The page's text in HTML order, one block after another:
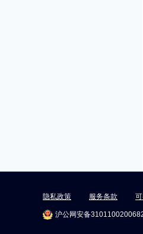
隐私政策 服务条款
沪公网安备